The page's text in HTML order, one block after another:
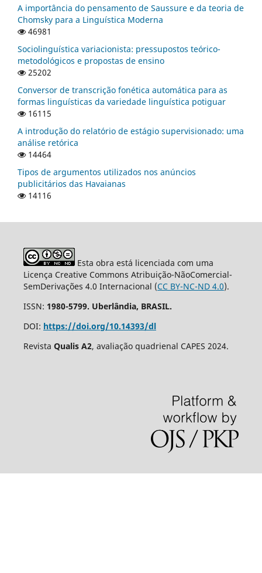
A importância do pensamento de Saussure e da teoria de
Chomsky para a Linguística Moderna
46981
Sociolinguística variacionista: pressupostos teórico-
metodológicos e propostas de ensino
25202
Conversor de transcrição fonética automática para as
formas linguísticas da variedade linguística potiguar
16115
A introdução do relatório de estágio supervisionado: uma
análise retórica
14464
Tipos de argumentos utilizados nos anúncios
publicitários das Havaianas
14116
Esta obra está licenciada com uma
Licença Creative Commons Atribuição-NãoComercial-
SemDerivações 4.0 Internacional (CC BY-NC-ND 4.0).
ISSN: 1980-5799. Uberlândia, BRASIL.
DOI: https://doi.org/10.14393/dl
Revista Qualis A2, avaliação quadrienal CAPES 2024.